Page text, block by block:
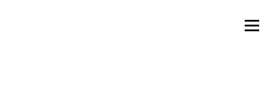
Menu